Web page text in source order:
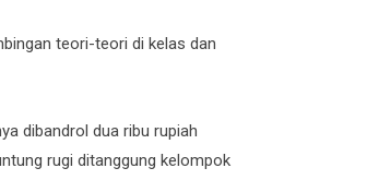
teori-teori di kelas dan
dibandrol dua ribu rupiah
rugi ditanggung kelompok